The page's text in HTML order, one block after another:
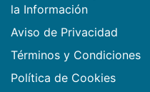
la Información
Aviso de Privacidad
Términos y Condiciones
Política de Cookies